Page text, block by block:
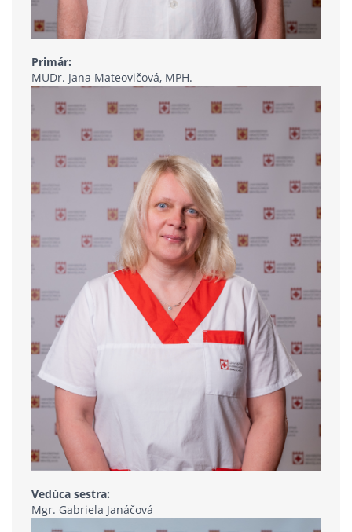
Primár:
MUDr. Jana Mateovičová, MPH.
Vedúca sestra:
Mgr. Gabriela Janáčová